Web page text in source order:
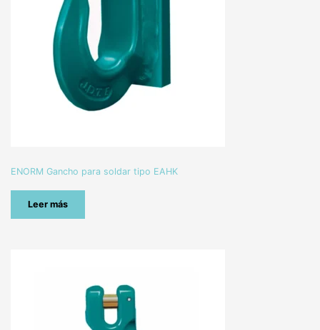
ENORM Gancho para soldar tipo EAHK
Leer más